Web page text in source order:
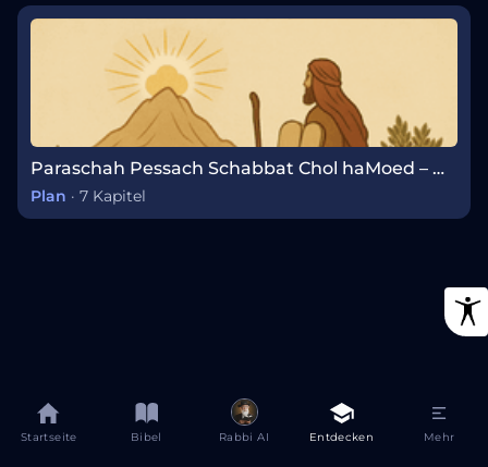
Paraschah Pessach Schabbat Chol haMoed – Wöchentlicher Tora-Abschnitt
Plan · 7 Kapitel
Startseite Bibel Rabbi AI Entdecken Mehr